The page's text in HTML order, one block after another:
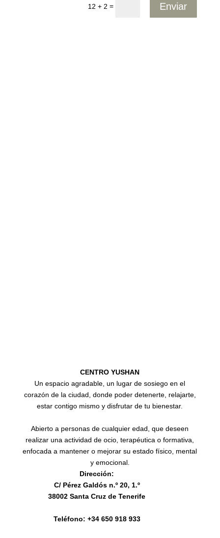
12 + 2 = Enviar
CENTRO YUSHAN
Un espacio agradable, un lugar de sosiego en el
corazón de la ciudad, donde poder detenerte, relajarte,
estar contigo mismo y disfrutar de tu bienestar.
Abierto a personas de cualquier edad, que deseen
realizar una actividad de ocio, terapéutica o formativa,
enfocada a mantener o mejorar su estado físico, mental
y emocional.
Dirección:
C/ Pérez Galdós n.º 20, 1.º
38002 Santa Cruz de Tenerife
Teléfono: +34 650 918 933